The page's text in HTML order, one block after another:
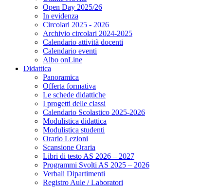
Open Day 2025/26
In evidenza
Circolari 2025 - 2026
Archivio circolari 2024-2025
Calendario attività docenti
Calendario eventi
Albo onLine
Didattica
Panoramica
Offerta formativa
Le schede didattiche
I progetti delle classi
Calendario Scolastico 2025-2026
Modulistica didattica
Modulistica studenti
Orario Lezioni
Scansione Oraria
Libri di testo AS 2026 – 2027
Programmi Svolti AS 2025 – 2026
Verbali Dipartimenti
Registro Aule / Laboratori